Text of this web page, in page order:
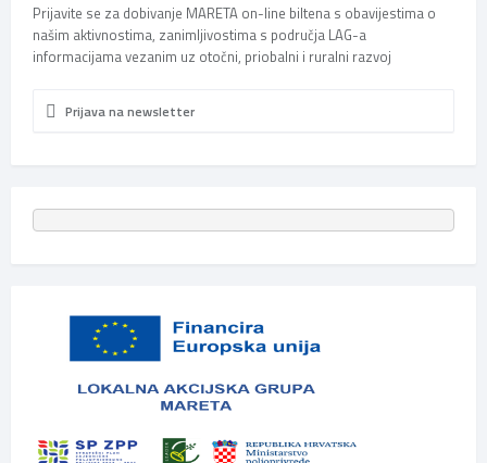
Prijavite se za dobivanje MARETA on-line biltena s obavijestima o
našim aktivnostima, zanimljivostima s područja LAG-a
informacijama vezanim uz otočni, priobalni i ruralni razvoj
Prijava na newsletter